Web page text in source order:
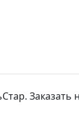
Заказать